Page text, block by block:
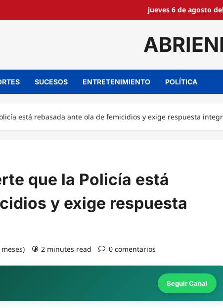
jueves 6 de agosto
SUCESOS ENTRETENIMIENTO POLÍTICA
está rebasada ante ola de femicidios y exige respuesta
que la Policía está
y exige respuesta
2 minutes read 0 comentarios
Seguir Canal